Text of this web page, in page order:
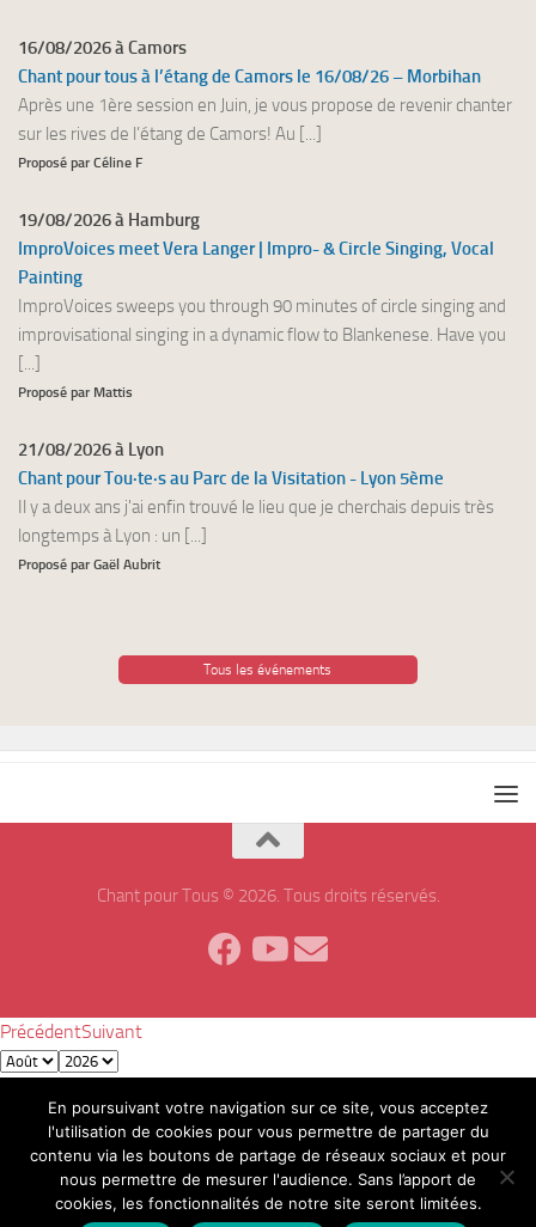
16/08/2026 à Camors
Chant pour tous à l’étang de Camors le 16/08/26 – Morbihan
Après une 1ère session en Juin, je vous propose de revenir chanter
sur les rives de l’étang de Camors! Au [...]
Proposé par Céline F
19/08/2026 à Hamburg
ImproVoices meet Vera Langer | Impro- & Circle Singing, Vocal
Painting
ImproVoices sweeps you through 90 minutes of circle singing and
improvisational singing in a dynamic flow to Blankenese. Have you
[...]
Proposé par Mattis
21/08/2026 à Lyon
Chant pour Tou·te·s au Parc de la Visitation - Lyon 5ème
Il y a deux ans j'ai enfin trouvé le lieu que je cherchais depuis très
longtemps à Lyon : un [...]
Proposé par Gaël Aubrit
Tous les événements
Chant pour Tous © 2026. Tous droits réservés.
En poursuivant votre navigation sur ce site, vous acceptez
l'utilisation de cookies pour vous permettre de partager du
contenu via les boutons de partage de réseaux sociaux et pour
nous permettre de mesurer l'audience. Sans l’apport de
cookies, les fonctionnalités de notre site seront limitées.
PrécédentSuivant
1 2
5 6 8
9
1213141516
1920212223